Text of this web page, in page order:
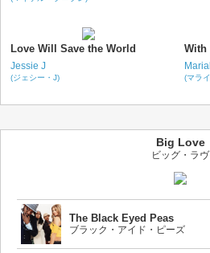
Love Will Save the World
Jessie J
(ジェシー・J)
With
(マラ
Big Love
ビッグ・ラヴ
The Black Eyed Peas
ブラック・アイド・ピーズ